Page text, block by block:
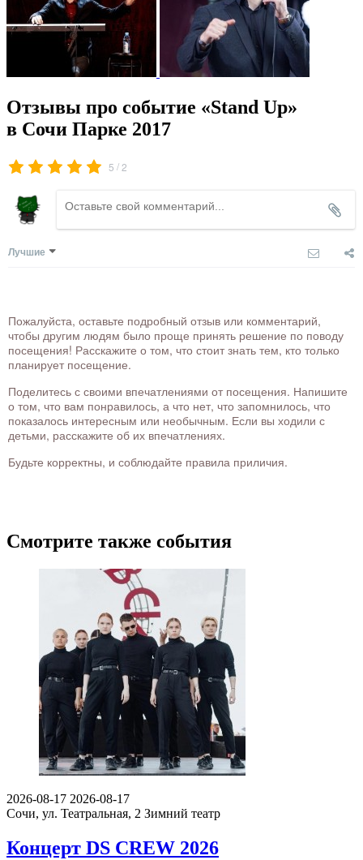
Отзывы про событие «Stand Up»
в Сочи Парке 2017
5 /2
Лучшие
Пожалуйста, оставьте подробный отзыв или комментарий,
чтобы другим людям было проще принять решение по поводу
посещения! Расскажите о том, что стоит знать тем, кто только
планирует посещение.
Поделитесь с своими впечатлениями от посещения. Напишите
о том, что вам понравилось, а что нет, что запомнилось, что
показалось интересным или необычным. Если вы ходили с
детьми, расскажите об их впечатлениях.
Будьте корректны, и соблюдайте правила приличия.
Смотрите также события
2026-08-17 2026-08-17
Сочи, ул. Театральная, 2 Зимний театр
Концерт DS CREW 2026